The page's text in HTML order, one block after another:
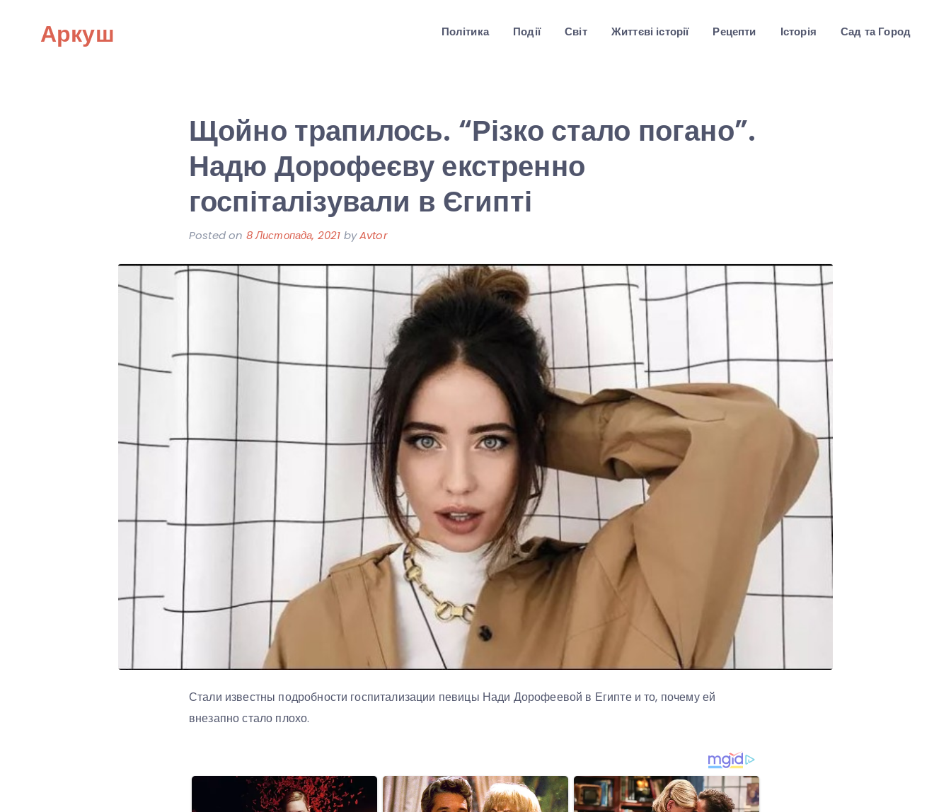
Аркуш Політика Події Світ Життєві історії Рецепти Історія Сад та Город
Щойно трапилось. “Різко стало погано”.
Надю Дорофеєву екстренно
госпіталізували в Єгипті
Posted on 8 Листопада, 2021 byAvtor
Стали известны подробности госпитализации певицы Нади Дорофеевой в Египте и то, почему ей
внезапно стало плохо.